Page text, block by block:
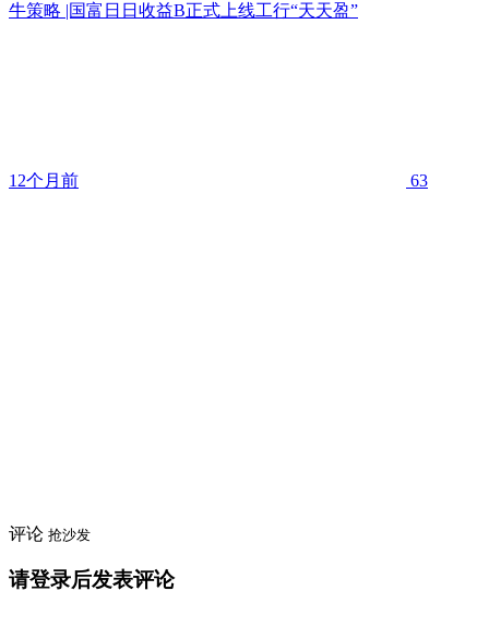
牛策略 |国富日日收益B正式上线工行“天天盈”
12个月前 63
评论 抢沙发
请登录后发表评论